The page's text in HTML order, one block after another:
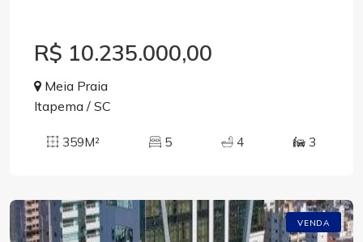
R$ 10.235.000,00
Meia Praia
Itapema / SC
359M² 5 4 3
VENDA